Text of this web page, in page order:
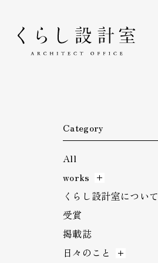
Category
All
works
くらし設計室について
受賞
掲載誌
日々のこと